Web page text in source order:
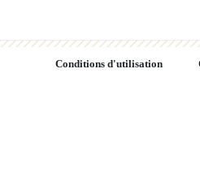
Conditions d'utilisation